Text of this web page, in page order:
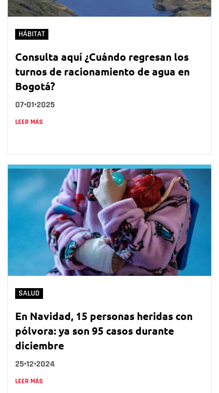
HÁBITAT
Consulta aquí ¿Cuándo regresan los
turnos de racionamiento de agua en
Bogotá?
07•01•2025
LEER MÁS
SALUD
En Navidad, 15 personas heridas con
pólvora: ya son 95 casos durante
diciembre
25•12•2024
LEER MÁS